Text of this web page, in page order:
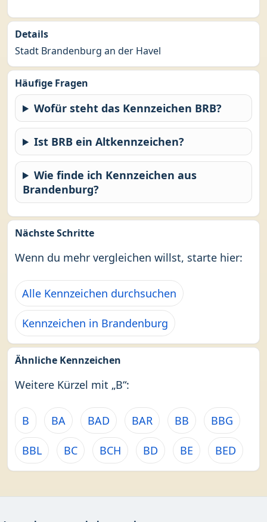
Details
Stadt Brandenburg an der Havel
Häufige Fragen
Wofür steht das Kennzeichen BRB?
Ist BRB ein Altkennzeichen?
Wie finde ich Kennzeichen aus
Brandenburg?
Nächste Schritte
Wenn du mehr vergleichen willst, starte hier:
Alle Kennzeichen durchsuchen
Kennzeichen in Brandenburg
Ähnliche Kennzeichen
Weitere Kürzel mit „B“:
B BA BAD BAR BB BBG
BBL BC BCH BD BE BED